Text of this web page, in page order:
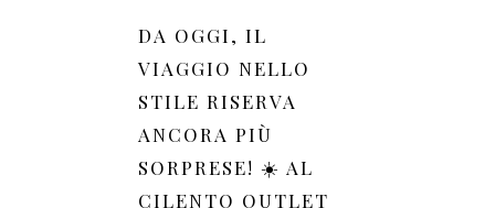
DA OGGI, IL
VIAGGIO NELLO
STILE RISERVA
ANCORA PIÙ
SORPRESE! ☀️ AL
CILENTO OUTLET